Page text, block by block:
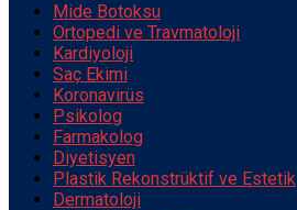
Mide Botoksu
Ortopedi ve Travmatoloji
Kardiyoloji
Saç Ekimi
Koronavirüs
Psikolog
Farmakolog
Diyetisyen
Plastik Rekonstrüktif ve Estetik
Dermatoloji